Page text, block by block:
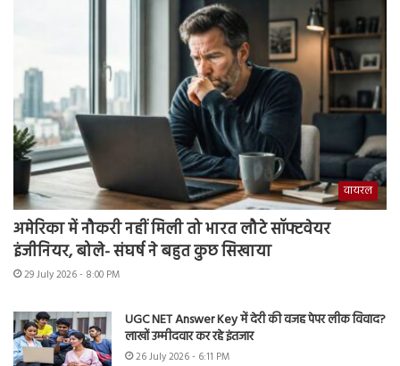
वायरल
अमेरिका में नौकरी नहीं मिली तो भारत लौटे सॉफ्टवेयर
इंजीनियर, बोले- संघर्ष ने बहुत कुछ सिखाया
29 July 2026 - 8:00 PM
UGC NET Answer Key में देरी की वजह पेपर लीक विवाद?
लाखों उम्मीदवार कर रहे इंतजार
26 July 2026 - 6:11 PM